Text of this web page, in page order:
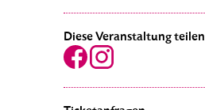
Diese Veranstaltung teilen